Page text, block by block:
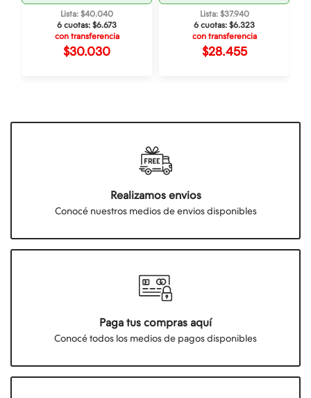
Lista: $40.040
6 cuotas: $6.673
con transferencia
$30.030
Lista: $37.940
6 cuotas: $6.323
con transferencia
$28.455
Realizamos envios
Conocé nuestros medios de envios disponibles
Paga tus compras aquí
Conocé todos los medios de pagos disponibles